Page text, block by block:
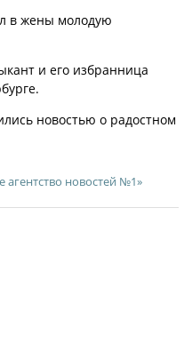
в жены молодую
и его избранница
новостью о радостном
агентство новостей №1»